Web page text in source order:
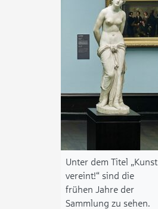
Unter dem Titel „Kunst
vereint!“ sind die
frühen Jahre der
Sammlung zu sehen.